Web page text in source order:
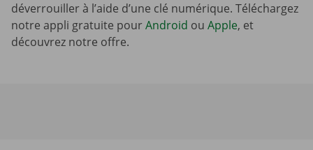
déverrouiller à l’aide d’une clé numérique. Téléchargez
notre appli gratuite pourAndroid ou Apple, et
découvrez notre offre.